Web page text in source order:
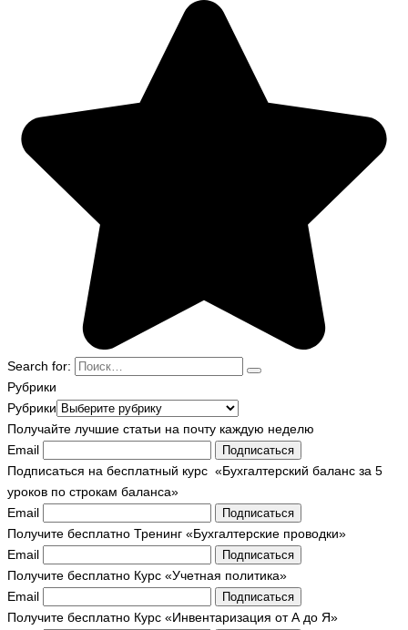
Search for:
Рубрики
Рубрики
Получайте лучшие статьи на почту каждую неделю
Email
Подписаться
Подписаться на бесплатный курс «Бухгалтерский баланс за 5
уроков по строкам баланса»
Email
Подписаться
Получите бесплатно Тренинг «Бухгалтерские проводки»
Email
Подписаться
Получите бесплатно Курс «Учетная политика»
Email
Подписаться
Получите бесплатно Курс «Инвентаризация от А до Я»